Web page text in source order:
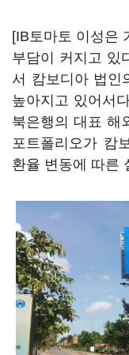
[IB토마토 이성은
부담이 커지고 있
서 캄보디아 법인
높아지고 있어서
북은행의 대표 해
포트폴리오가 캄
환율 변동에 따른